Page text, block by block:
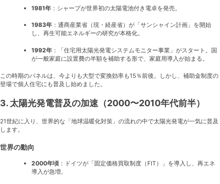
1981年：シャープが世界初の太陽電池付き電卓を発売。
1983年：通商産業省（現・経産省）が「サンシャイン計画」を開始
し、再生可能エネルギーの研究が本格化。
1992年：「住宅用太陽光発電システムモニター事業」がスタート。国
が一般家庭に設置費の半額を補助する形で、家庭用導入が始まる。
この時期のパネルは、今よりも大型で変換効率も15％前後。しかし、補助金制度の
登場で個人住宅にも普及し始めました。
3. 太陽光発電普及の加速（2000〜2010年代前半）
21世紀に入り、世界的な「地球温暖化対策」の流れの中で太陽光発電が一気に普及
します。
世界の動向
2000年頃：ドイツが「固定価格買取制度（FIT）」を導入し、再エネ
導入が急増。